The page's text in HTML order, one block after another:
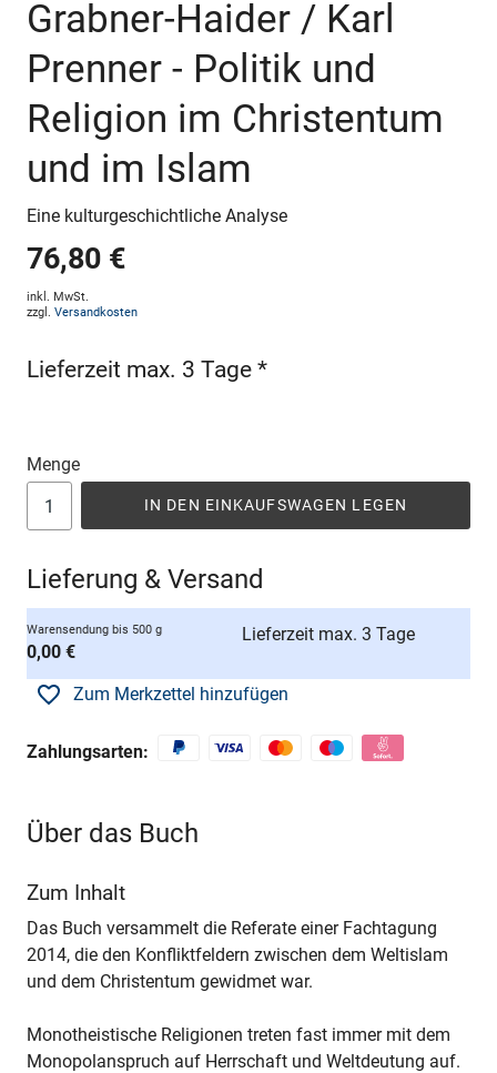
Grabner-Haider / Karl
Prenner - Politik und
Religion im Christentum
und im Islam
Eine kulturgeschichtliche Analyse
76,80 €
inkl. MwSt.
zzgl. Versandkosten
Lieferzeit max. 3 Tage *
Menge
IN DEN EINKAUFSWAGEN LEGEN
Lieferung & Versand
Warensendung bis 500 g
0,00 €
Lieferzeit max. 3 Tage
Zum Merkzettel hinzufügen
Zahlungsarten:
Über das Buch
Zum Inhalt
Das Buch versammelt die Referate einer Fachtagung
2014, die den Konfliktfeldern zwischen dem Weltislam
und dem Christentum gewidmet war.
Monotheistische Religionen treten fast immer mit dem
Monopolanspruch auf Herrschaft und Weltdeutung auf.